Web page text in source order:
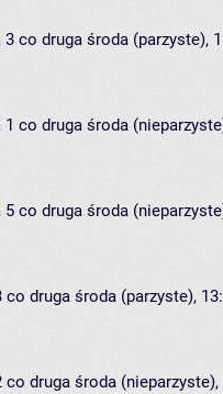
3 co druga środa (parzyste),
co druga środa
5 co druga środa
co druga środa (parzyste),
co druga środa (nieparzyste),